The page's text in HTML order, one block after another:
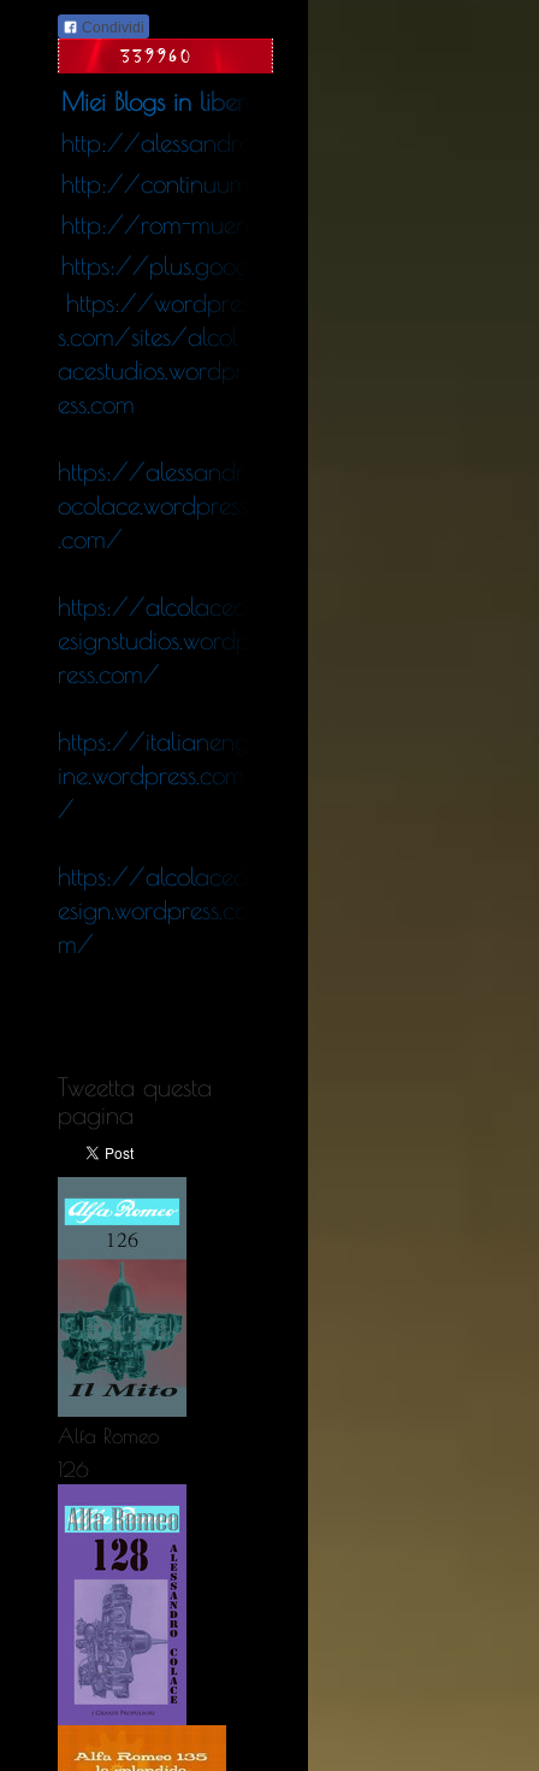
Condividi
Miei Blogs in libera uscita nel web
http://alessandro_colace.blog.tiscali.it
http://continuumfluens.blogspot.de/
http://rom-muenchen.blogspot.de/
https://plus.google.com/
https://wordpres
s.com/sites/alcol
acestudios.wordpr
ess.com
https://alessandr
ocolace.wordpress
.com/
https://alcolaced
esignstudios.wordp
ress.com/
https://italianeng
ine.wordpress.com
/
https://alcolaced
esign.wordpress.co
m/
Tweetta questa
pagina
Alfa Romeo
126